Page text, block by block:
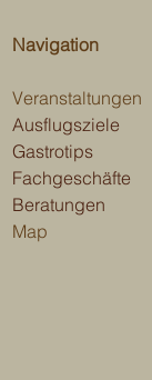
Navigation
Veranstaltungen
Ausflugsziele
Gastrotips
Fachgeschäfte
Beratungen
Map